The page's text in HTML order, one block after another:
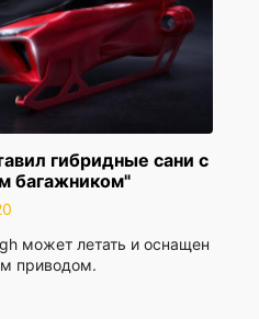
гибридные сани с
багажником"
может летать и оснащен
приводом.